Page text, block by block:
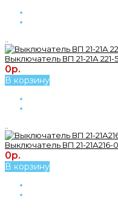
Выключатель ВП 21-21А 221-
0р.
В корзину
Выключатель ВП 21-21А216-
0р.
В корзину